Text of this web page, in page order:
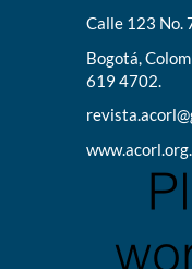
Calle 123 No.
Bogotá,
619 4702.